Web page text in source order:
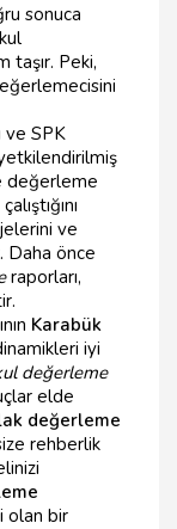
sonuca
taşır. Peki,
ve SPK
değerleme
ve
Daha önce
raporları,
Karabük
iyi
değerleme
elde
değerleme
rehberlik
olan bir